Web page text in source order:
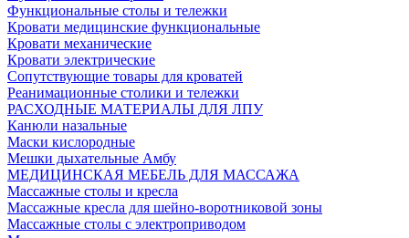
Функциональные столы и тележки
Кровати медицинские функциональные
Кровати механические
Кровати электрические
Сопутствующие товары для кроватей
Реанимационные столики и тележки
РАСХОДНЫЕ МАТЕРИАЛЫ ДЛЯ ЛПУ
Канюли назальные
Маски кислородные
Мешки дыхательные Амбу
МЕДИЦИНСКАЯ МЕБЕЛЬ ДЛЯ МАССАЖА
Массажные столы и кресла
Массажные кресла для шейно-воротниковой зоны
Массажные столы с электроприводом